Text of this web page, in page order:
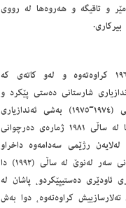
و تاقیگە و ھەروەھا لە رووی
سکووڵی ئەندازیاری (School of Engineering) لە زانکۆی سلێمانی لە ساڵی ١٩٦٨ کراوەتەوە و لەو کاتەی کە
شارستانی دەستی پێکرد و
(٤٤) خوێندکاری لە یەکەم ساڵی خوێندنی (١٩٦٨-١٩٦٩) وەرگرت، لە ساڵی خوێندنی (١٩٧٤-١٩٧٥) بەشی ئەندازیاری
کارەبا کرایەوە لەم سکووڵەدا، و بە بەردەوامی ژمارەی خوێنداکاران لە زیادبوندابووە تا لە ساڵی ١٩٨١ ژمارەی دەرچوانی
سلێمانی لەلایەن رژێمی سەدامەوە داخراو
گواسترایەوە بۆ هەولێر و ناوەکەی گۆڕا بە زانکۆی سەلاحەدین. لەکاتێکدا زانکۆی سلێمانی سەر لەنوێ لە ساڵی (١٩٩٢) دا
بەشی ئەندازیاری ئاودێری دەستیپێکردو، پاشان لە
و لە ساڵی (١٩٩٩)دا بەشی ئەندازیاری تەلارسازییش کراوەتەوە، دوا بەش